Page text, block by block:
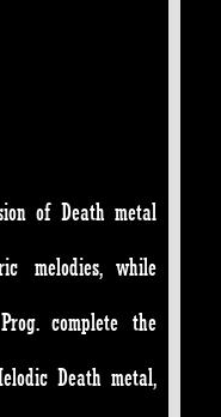
of Death metal
melodies, while
complete the
Death metal,